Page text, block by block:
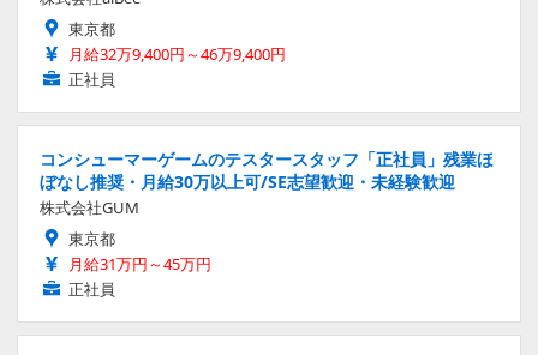
東京都
月給32万9,400円～46万9,400円
正社員
コンシューマーゲームのテスタースタッフ「正社員」残業ほ
ぼなし推奨・月給30万以上可/SE志望歓迎・未経験歓迎
株式会社GUM
東京都
月給31万円～45万円
正社員